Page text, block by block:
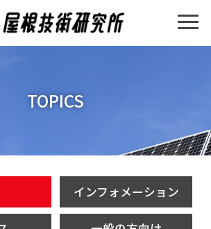
TOPICS
インフォメーション